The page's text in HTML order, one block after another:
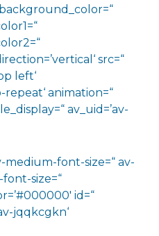
src=“
left‘
animation=“
av_uid=’av-
medium-font-size=“ av-
size=“
id=“
jqqkcgkn‘